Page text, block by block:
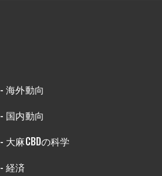
- 海外動向
- 国内動向
- 大麻CBDの科学
- 経済